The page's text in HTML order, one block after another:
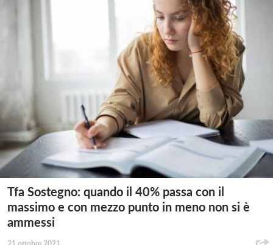
Tfa Sostegno: quando il 40% passa con il
massimo e con mezzo punto in meno non si è
ammessi